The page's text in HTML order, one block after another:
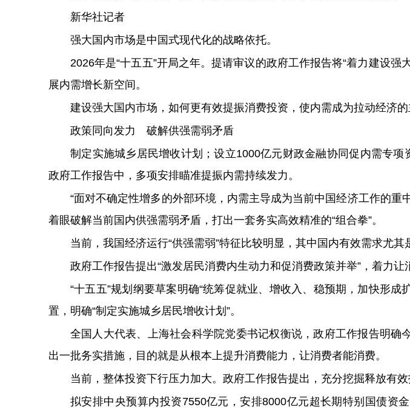
新华社记者
强大国内市场是中国式现代化的战略依托。
2026年是“十五五”开局之年。提请审议的政府工作报告将“着力建设
展内需增长新空间。
建设强大国内市场，如何更有效提振消费投资，使内需成为拉动经济的
政策同向发力 破解供强需弱矛盾
制定实施城乡居民增收计划；设立1000亿元财政金融协同促内需专
政府工作报告中，多项安排瞄准提振内需持续发力。
“面对不确定性增多的外部环境，内需主导成为当前中国经济工作的
着眼破解当前国内供强需弱矛盾，打出一套务实高效精准的“组合拳”。
当前，我国经济运行“供强需弱”特征比较明显，其中国内有效需求尤其
政府工作报告提出“激发居民消费内生动力和促消费政策并举”，着力让
“十五五”规划纲要草案明确“统筹促就业、增收入、稳预期，加快形
置，明确“制定实施城乡居民增收计划”。
全国人大代表、上海社会科学院党委书记权衡说，政府工作报告明
出一批务实措施，目的就是从根本上提升消费能力，让消费者能消费。
当前，整体投资下行压力加大。政府工作报告提出，充分挖掘释放有效
拟安排中央预算内投资7550亿元，安排8000亿元超长期特别国债资